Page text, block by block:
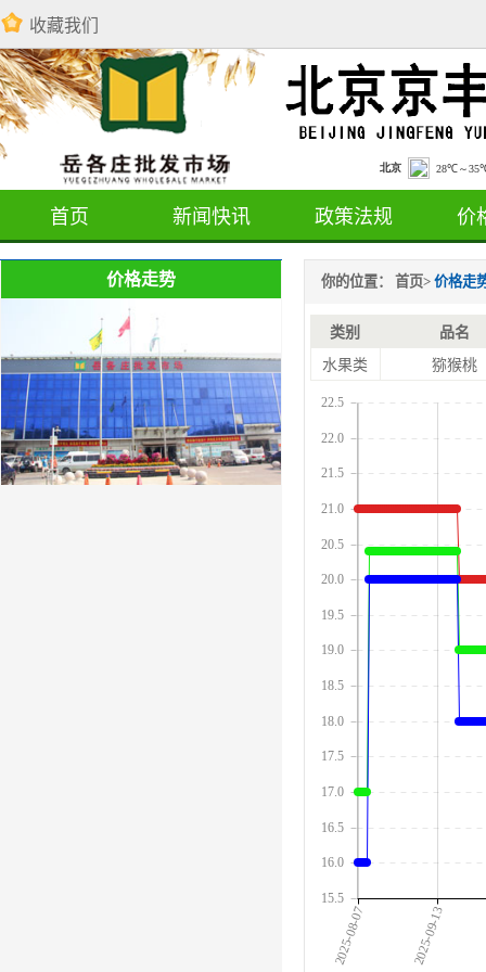
收藏我们
首页 新闻快讯 政策法规 价
价格走势 你的位置： 首页> 价格走
类别
品名
水果类
猕猴桃
2025-08-07 2025-09-13
15.5
16.0
16.5
17.0
17.5
18.0
18.5
19.0
19.5
20.0
20.5
21.0
21.5
22.0
22.5